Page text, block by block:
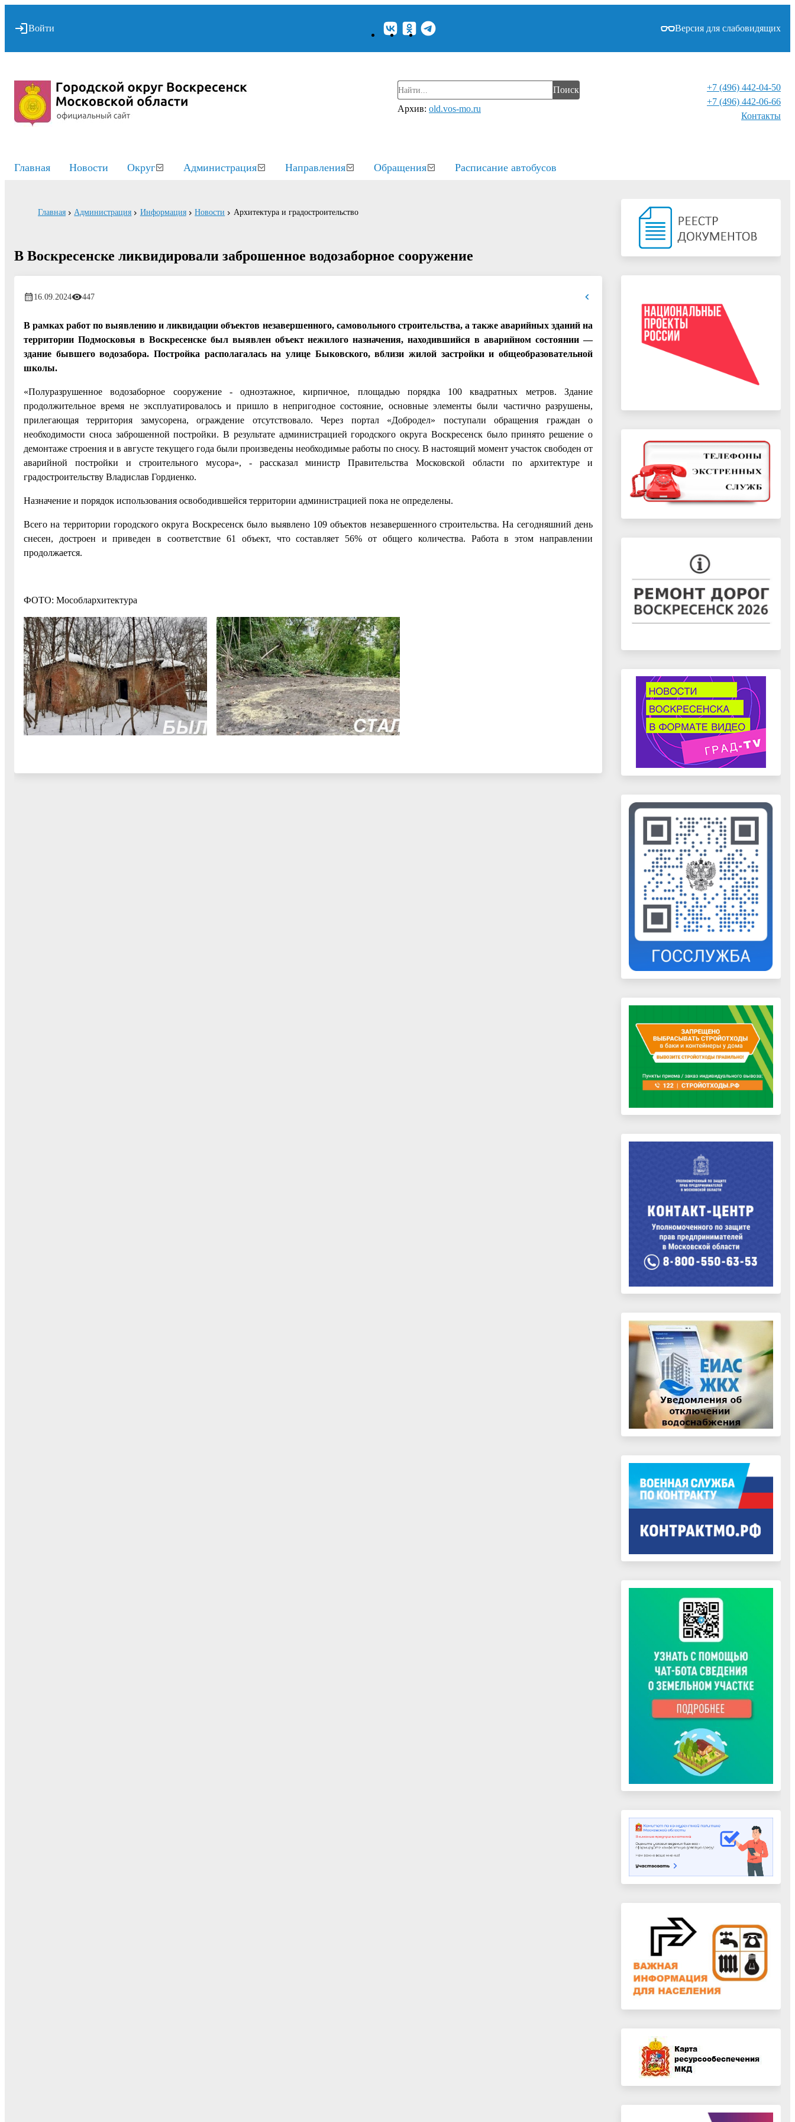
Войти Версия для слабовидящих
Поиск
Архив: old.vos-mo.ru
+7 (496) 442-04-50
+7 (496) 442-06-66
Контакты⁠
Главная Новости Округ Администрация Направления Обращения Расписание автобусов
Главная Администрация Информация Новости Архитектура и градостроительство
В Воскресенске ликвидировали заброшенное водозаборное сооружение
16.09.2024 447
В рамках работ по выявлению и ликвидации объектов незавершенного, самовольного строительства, а также аварийных зданий на
территории Подмосковья в Воскресенске был выявлен объект нежилого назначения, находившийся в аварийном состоянии —
здание бывшего водозабора. Постройка располагалась на улице Быковского, вблизи жилой застройки и общеобразовательной
школы.
«Полуразрушенное водозаборное сооружение - одноэтажное, кирпичное, площадью порядка 100 квадратных метров. Здание
продолжительное время не эксплуатировалось и пришло в непригодное состояние, основные элементы были частично разрушены,
прилегающая территория замусорена, ограждение отсутствовало. Через портал «Добродел» поступали обращения граждан о
необходимости сноса заброшенной постройки. В результате администрацией городского округа Воскресенск было принято решение о
демонтаже строения и в августе текущего года были произведены необходимые работы по сносу. В настоящий момент участок свободен от
аварийной постройки и строительного мусора», - рассказал министр Правительства Московской области по архитектуре и
градостроительству Владислав Гордиенко.
Назначение и порядок использования освободившейся территории администрацией пока не определены.
Всего на территории городского округа Воскресенск было выявлено 109 объектов незавершенного строительства. На сегодняшний день
снесен, достроен и приведен в соответствие 61 объект, что составляет 56% от общего количества. Работа в этом направлении
продолжается.
ФОТО: Мособлархитектура